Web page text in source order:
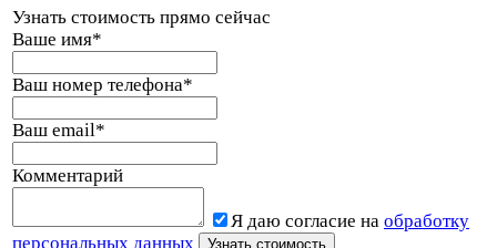
Узнать стоимость прямо сейчас
Ваше имя*
Ваш номер телефона*
Ваш email*
Комментарий
Я даю согласие на обработку
персональных данных